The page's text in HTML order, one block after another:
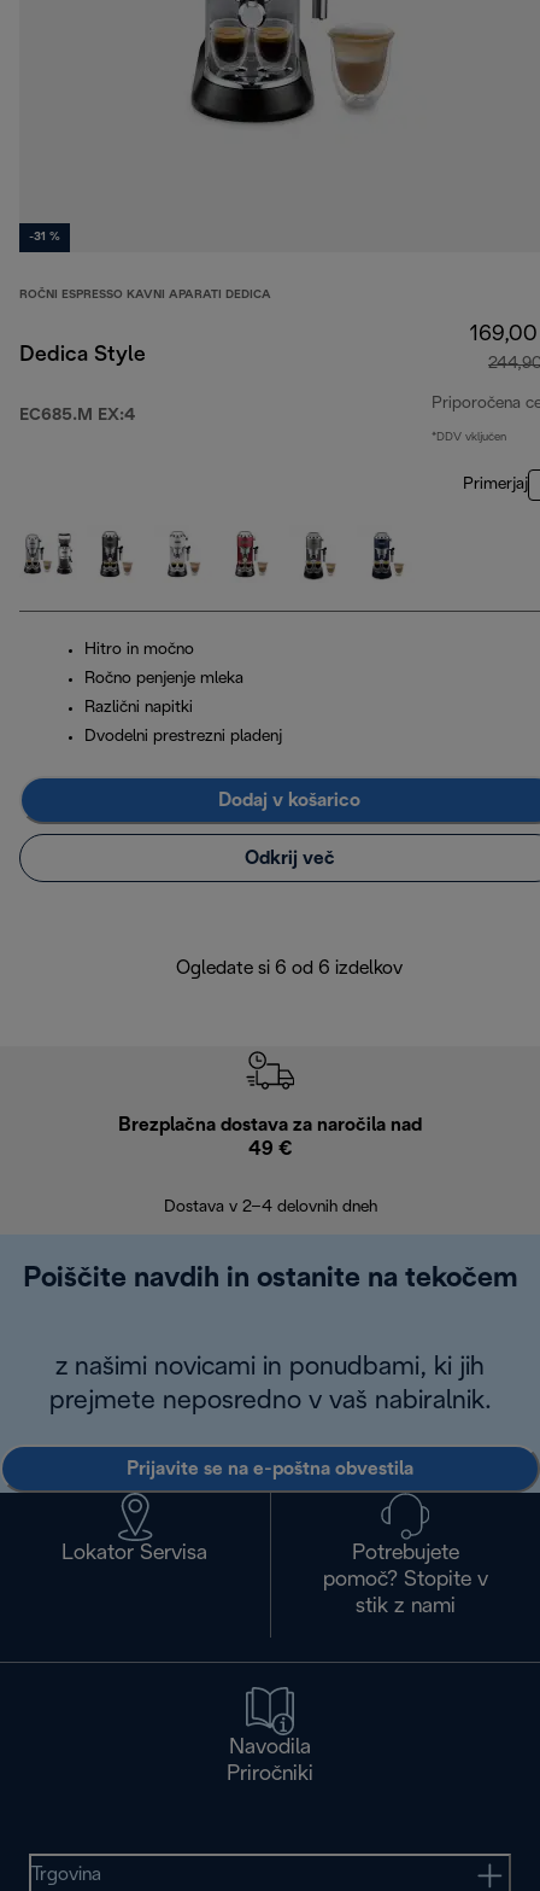
-31 %
ROČNI ESPRESSO KAVNI APARATI DEDICA
Dedica Style
EC685.M EX:4
Priporočena
*DDV vključen
Primerjaj
Hitro in močno
Ročno penjenje mleka
Različni napitki
Dvodelni prestrezni pladenj
Dodaj v košarico
Odkrij več
Ogledate si 6 od 6 izdelkov
Brezplačna dostava za naročila nad
49 €
Dostava v 2–4 delovnih dneh
Poiščite navdih in ostanite na tekočem
z našimi novicami in ponudbami, ki jih
prejmete neposredno v vaš nabiralnik.
Prijavite se na e-poštna obvestila
Lokator Servisa
Potrebujete
pomoč? Stopite v
stik z nami
Navodila
Priročniki
Trgovina